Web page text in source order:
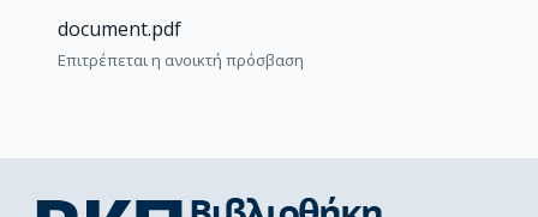
document.pdf
Επιτρέπεται η ανοικτή πρόσβαση